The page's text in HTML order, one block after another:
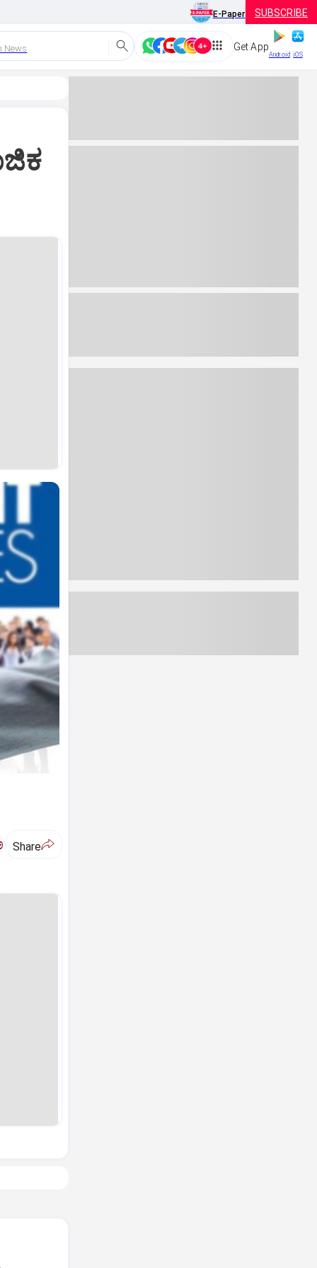
E-Paper SUBSCRIBE
News Get App
Android iOS
Share